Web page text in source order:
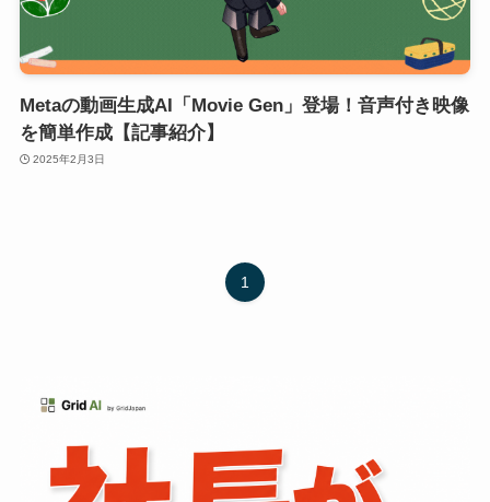
Metaの動画生成AI「Movie Gen」登場！音声付き映像
を簡単作成【記事紹介】
2025年2月3日
1